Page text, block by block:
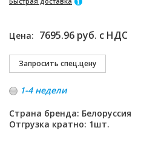
Цена: 7695.96 руб. с НДС
1-4 недели
Страна бренда: Белоруссия
Отгрузка кратно: 1шт.